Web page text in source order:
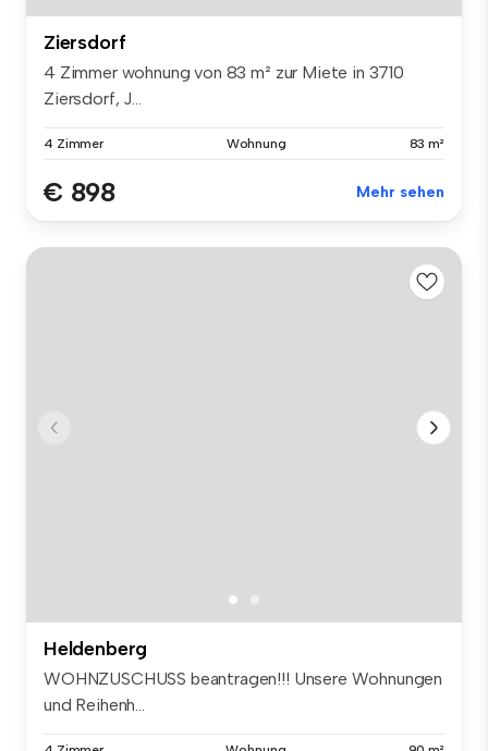
Ziersdorf
4 Zimmer wohnung von 83 m² zur Miete in 3710
Ziersdorf, J...
4 Zimmer Wohnung 83 m²
€ 898 Mehr sehen
Heldenberg
WOHNZUSCHUSS beantragen!!! Unsere Wohnungen
und Reihenh...